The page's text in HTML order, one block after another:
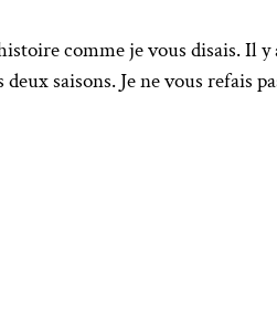
comme je vous disais. Il
deux saisons. Je ne vous refais